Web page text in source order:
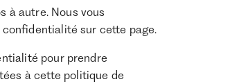
à autre. Nous vous
sur cette page.
pour prendre
à cette politique de